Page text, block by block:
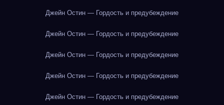
Джейн Остин — Гордость и предубеждение
Джейн Остин — Гордость и предубеждение
Джейн Остин — Гордость и предубеждение
Джейн Остин — Гордость и предубеждение
Джейн Остин — Гордость и предубеждение